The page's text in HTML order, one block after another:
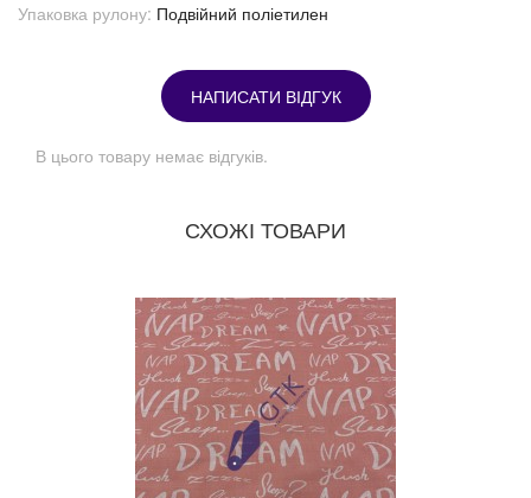
Упаковка рулону: Подвійний поліетилен
НАПИСАТИ ВІДГУК
В цього товару немає відгуків.
СХОЖІ ТОВАРИ